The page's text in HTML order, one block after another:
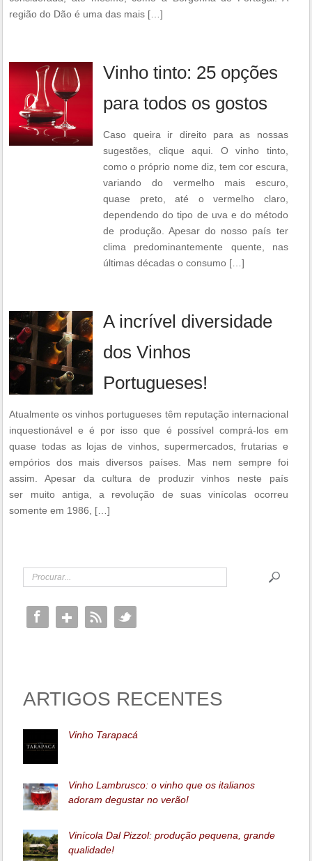
região do Dão é uma das mais […]
Vinho tinto: 25 opções
para todos os gostos
Caso queira ir direito para as nossas
sugestões, clique aqui. O vinho tinto,
como o próprio nome diz, tem cor escura,
variando do vermelho mais escuro,
quase preto, até o vermelho claro,
dependendo do tipo de uva e do método
de produção. Apesar do nosso país ter
clima predominantemente quente, nas
últimas décadas o consumo […]
A incrível diversidade
dos Vinhos
Portugueses!
Atualmente os vinhos portugueses têm reputação internacional
inquestionável e é por isso que é possível comprá-los em
quase todas as lojas de vinhos, supermercados, frutarias e
empórios dos mais diversos países. Mas nem sempre foi
assim. Apesar da cultura de produzir vinhos neste país
ser muito antiga, a revolução de suas vinícolas ocorreu
somente em 1986, […]
ARTIGOS RECENTES
Vinho Tarapacá
Vinho Lambrusco: o vinho que os italianos
adoram degustar no verão!
Vinícola Dal Pizzol: produção pequena, grande
qualidade!